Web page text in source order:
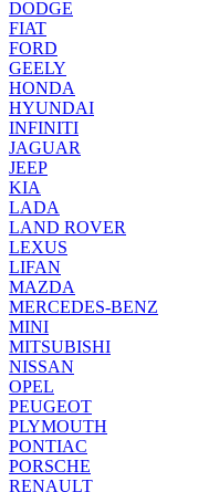
DODGE
FIAT
FORD
GEELY
HONDA
HYUNDAI
INFINITI
JAGUAR
JEEP
KIA
LADA
LAND ROVER
LEXUS
LIFAN
MAZDA
MERCEDES-BENZ
MINI
MITSUBISHI
NISSAN
OPEL
PEUGEOT
PLYMOUTH
PONTIAC
PORSCHE
RENAULT